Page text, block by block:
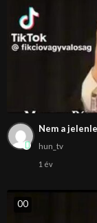
Nem a
hun_tv
1 év
00